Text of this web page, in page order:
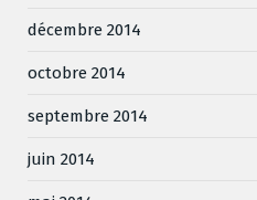
décembre 2014
octobre 2014
septembre 2014
juin 2014